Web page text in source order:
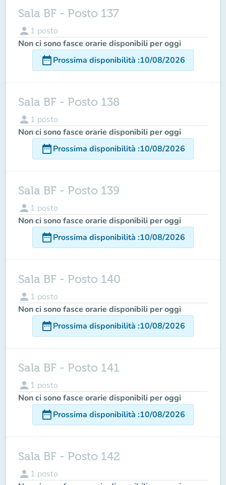
Sala BF - Posto 137
person 1 posto
Non ci sono fasce orarie disponibili per oggi
date_rangeProssima disponibilità :10/08/2026
Sala BF - Posto 138
person 1 posto
Non ci sono fasce orarie disponibili per oggi
date_rangeProssima disponibilità :10/08/2026
Sala BF - Posto 139
person 1 posto
Non ci sono fasce orarie disponibili per oggi
date_rangeProssima disponibilità :10/08/2026
Sala BF - Posto 140
person 1 posto
Non ci sono fasce orarie disponibili per oggi
date_rangeProssima disponibilità :10/08/2026
Sala BF - Posto 141
person 1 posto
Non ci sono fasce orarie disponibili per oggi
date_rangeProssima disponibilità :10/08/2026
Sala BF - Posto 142
person 1 posto